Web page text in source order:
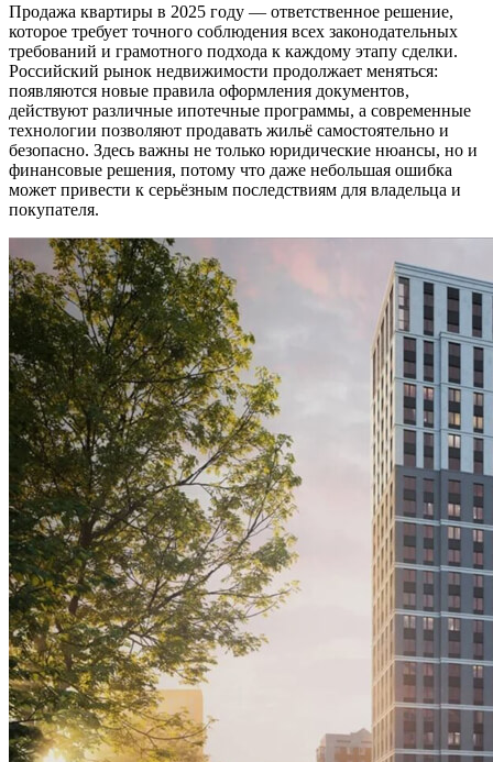
Продажа квартиры в 2025 году — ответственное решение,
которое требует точного соблюдения всех законодательных
требований и грамотного подхода к каждому этапу сделки.
Российский рынок недвижимости продолжает меняться:
появляются новые правила оформления документов,
действуют различные ипотечные программы, а современные
технологии позволяют продавать жильё самостоятельно и
безопасно. Здесь важны не только юридические нюансы, но и
финансовые решения, потому что даже небольшая ошибка
может привести к серьёзным последствиям для владельца и
покупателя.